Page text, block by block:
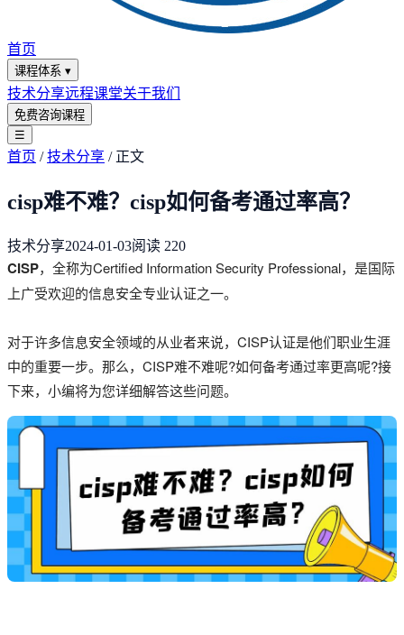
首页
课程体系 ▾
技术分享远程课堂关于我们
免费咨询课程
☰
首页 /技术分享 / 正文
cisp难不难？cisp如何备考通过率高？
技术分享2024-01-03阅读 220
CISP，全称为Certified Information Security Professional，是国际
上广受欢迎的信息安全专业认证之一。
对于许多信息安全领域的从业者来说，CISP认证是他们职业生涯
中的重要一步。那么，CISP难不难呢?如何备考通过率更高呢?接
下来，小编将为您详细解答这些问题。